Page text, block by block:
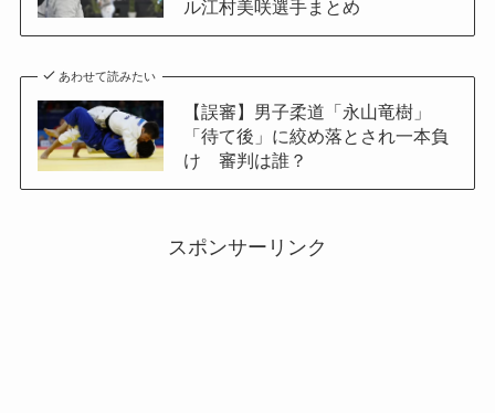
ル江村美咲選手まとめ
あわせて読みたい
【誤審】男子柔道「永山竜樹」
「待て後」に絞め落とされ一本負
け 審判は誰？
スポンサーリンク